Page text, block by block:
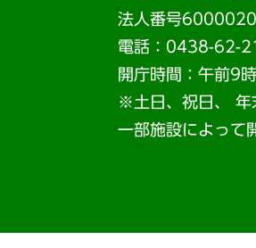
法人番号
電話：0438-62-
開庁時間：午前9
※土日、祝日、 年
一部施設によって